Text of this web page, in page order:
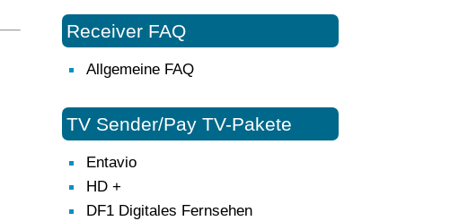
Receiver FAQ
Allgemeine FAQ
TV Sender/Pay TV-Pakete
Entavio
HD +
DF1 Digitales Fernsehen